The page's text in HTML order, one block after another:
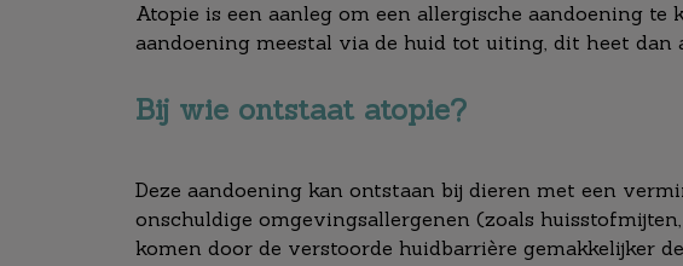
Atopie is een aanleg om een allergische aandoening
aandoening meestal via de huid tot uiting, dit heet dan
Bij wie ontstaat atopie?
Deze aandoening kan ontstaan bij dieren met een
onschuldige omgevingsallergenen (zoals
komen door de verstoorde huidbarrière gemakkelijker